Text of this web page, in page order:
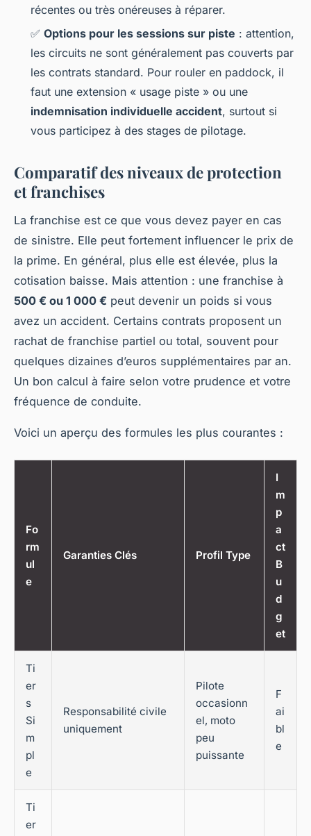
récentes ou très onéreuses à réparer.
✅ Options pour les sessions sur piste : attention,
les circuits ne sont généralement pas couverts par
les contrats standard. Pour rouler en paddock, il
faut une extension « usage piste » ou une
indemnisation individuelle accident, surtout si
vous participez à des stages de pilotage.
Comparatif des niveaux de protection
et franchises
La franchise est ce que vous devez payer en cas
de sinistre. Elle peut fortement influencer le prix de
la prime. En général, plus elle est élevée, plus la
cotisation baisse. Mais attention : une franchise à
500 € ou 1 000 € peut devenir un poids si vous
avez un accident. Certains contrats proposent un
rachat de franchise partiel ou total, souvent pour
quelques dizaines d’euros supplémentaires par an.
Un bon calcul à faire selon votre prudence et votre
fréquence de conduite.
Voici un aperçu des formules les plus courantes :
Fo
rm
ul
e
Garanties Clés Profil Type
I
m
p
a
ct
B
u
d
g
et
Ti
er
s
Si
m
pl
e
Responsabilité civile
uniquement
Pilote
occasionn
el, moto
peu
puissante
F
ai
bl
e
Ti
er